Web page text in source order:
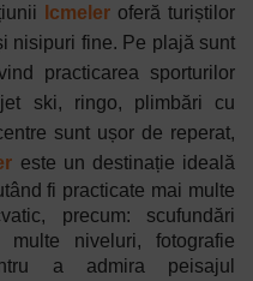
Icmeler oferă turiștilor
nisipuri fine. Pe plajă sunt
practicarea sporturilor
ski, ringo, plimbări cu
sunt ușor de reperat,
este un destinație ideală
fi practicate mai multe
precum: scufundări
niveluri, fotografie
a admira peisajul